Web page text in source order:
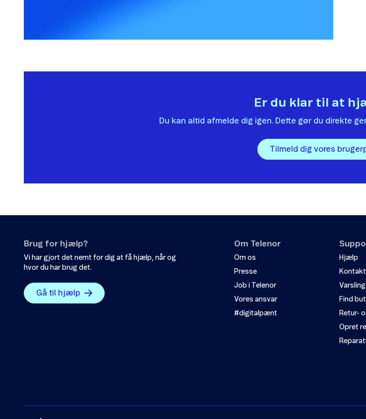
Er du klar til at
Du kan altid afmelde dig igen. Dette gør du direkte
Tilmeld dig vores
Brug for hjælp?
Vi har gjort det nemt for dig at få hjælp, når og
hvor du har brug det.
Gå til hjælp
Om Telenor
Om os
Presse
Job i Telenor
Vores ansvar
#digitalpænt
Hjælp
Kontakt
Find
Retur-
Opret